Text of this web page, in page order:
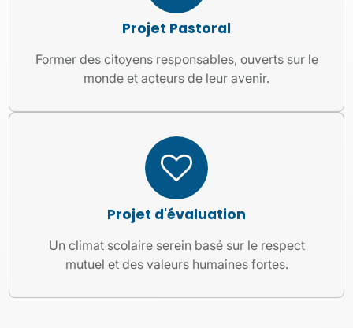
Projet Pastoral
Former des citoyens responsables, ouverts sur le
monde et acteurs de leur avenir.
Projet d'évaluation
Un climat scolaire serein basé sur le respect
mutuel et des valeurs humaines fortes.